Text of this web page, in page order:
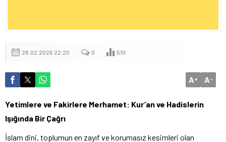
26.02.2026 22:20 0 510
A+ A-
Yetimlere ve Fakirlere Merhamet: Kur’an ve Hadislerin
Işığında Bir Çağrı
İslam dini, toplumun en zayıf ve korumasız kesimleri olan